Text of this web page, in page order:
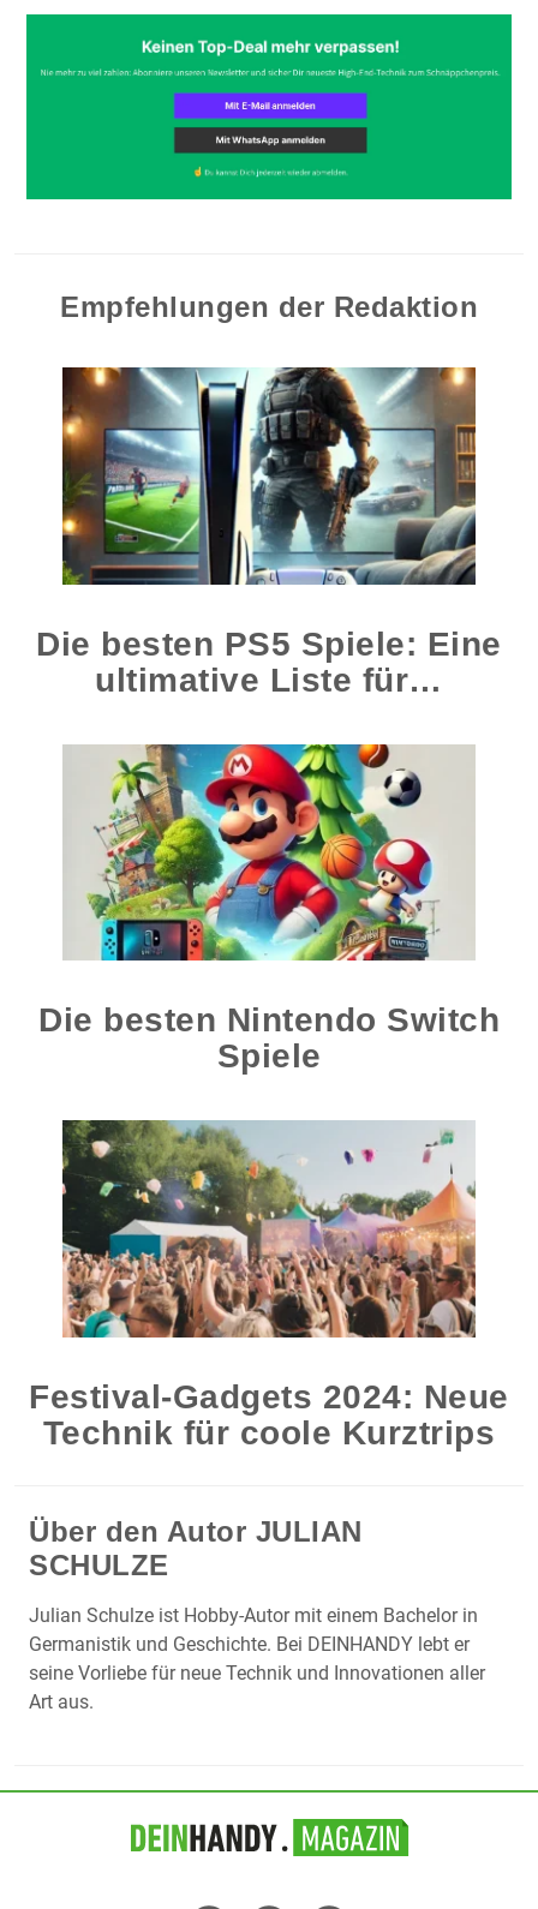
Empfehlungen der Redaktion
Die besten PS5 Spiele: Eine
ultimative Liste für…
Die besten Nintendo Switch
Spiele
Festival-Gadgets 2024: Neue
Technik für coole Kurztrips
Über den Autor JULIAN
SCHULZE
Julian Schulze ist Hobby-Autor mit einem Bachelor in
Germanistik und Geschichte. Bei DEINHANDY lebt er
seine Vorliebe für neue Technik und Innovationen aller
Art aus.